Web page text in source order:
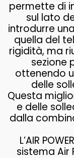
permette di
sul lato
introdurre
quella del
rigidità, ma
sezione
ottenendo
delle
Questa
e delle
dalla
L’AIR
sistema Air